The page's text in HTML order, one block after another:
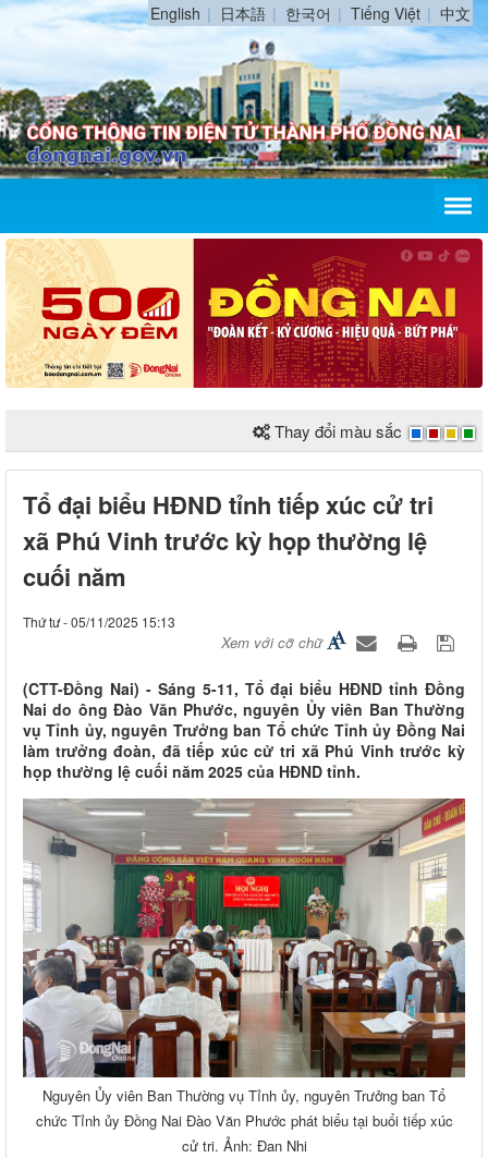
English 日本語 한국어 Tiếng Việt 中文
Thay đổi màu sắc
Tổ đại biểu HĐND tỉnh tiếp xúc cử tri
xã Phú Vinh trước kỳ họp thường lệ
cuối năm
Thứ tư - 05/11/2025 15:13
Xem với cỡ chữ
(CTT-Đồng Nai) - Sáng 5-11, Tổ đại biểu HĐND tỉnh Đồng
Nai do ông Đào Văn Phước, nguyên Ủy viên Ban Thường
vụ Tỉnh ủy, nguyên Trưởng ban Tổ chức Tỉnh ủy Đồng Nai
làm trưởng đoàn, đã tiếp xúc cử tri xã Phú Vinh trước kỳ
họp thường lệ cuối năm 2025 của HĐND tỉnh.
Nguyên Ủy viên Ban Thường vụ Tỉnh ủy, nguyên Trưởng ban Tổ
chức Tỉnh ủy Đồng Nai Đào Văn Phước phát biểu tại buổi tiếp xúc
cử tri. Ảnh: Đan Nhi